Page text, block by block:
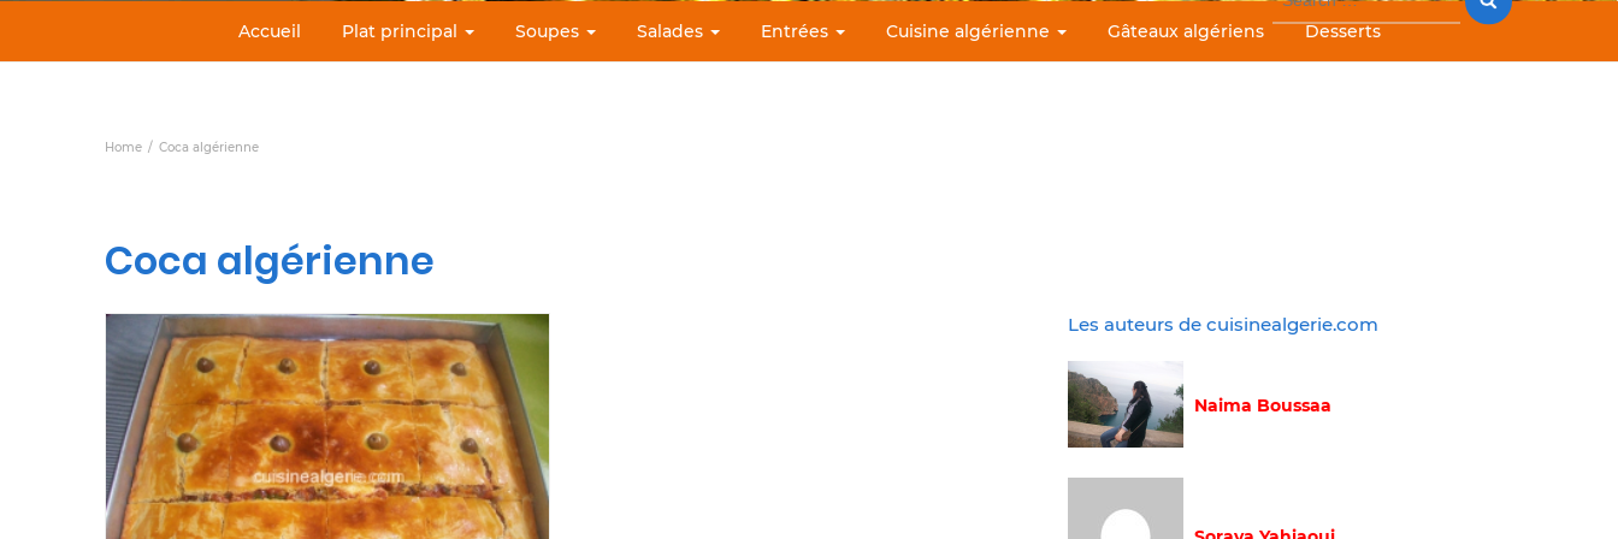
Accueil Plat principal Soupes Salades Entrées Cuisine algérienne Gâteaux algériens Desserts
Home Coca algérienne
Coca algérienne
Les auteurs de cuisinealgerie.com
Naima Boussaa